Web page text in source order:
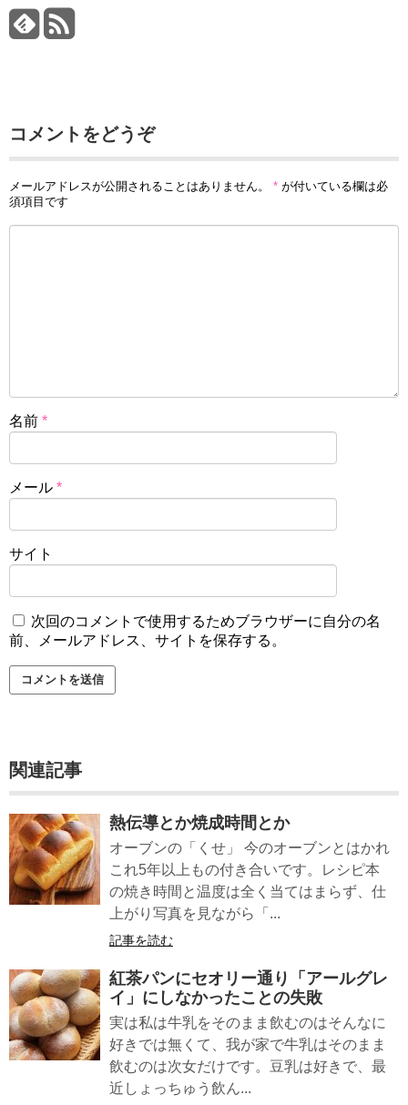
コメントをどうぞ
メールアドレスが公開されることはありません。 * が付いている欄は必
須項目です
名前 *
メール *
サイト
次回のコメントで使用するためブラウザーに自分の名
前、メールアドレス、サイトを保存する。
関連記事
熱伝導とか焼成時間とか
オーブンの「くせ」 今のオーブンとはかれ
これ5年以上もの付き合いです。レシピ本
の焼き時間と温度は全く当てはまらず、仕
上がり写真を見ながら「...
記事を読む
紅茶パンにセオリー通り「アールグレ
イ」にしなかったことの失敗
実は私は牛乳をそのまま飲むのはそんなに
好きでは無くて、我が家で牛乳はそのまま
飲むのは次女だけです。豆乳は好きで、最
近しょっちゅう飲ん...